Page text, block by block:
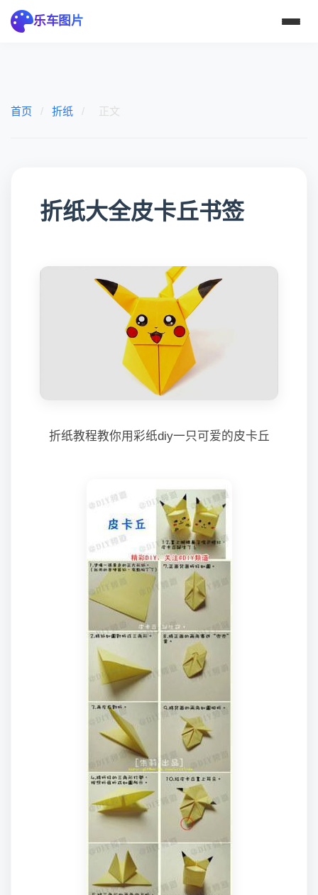
乐车图片
首页 / 折纸 / 正文
折纸大全皮卡丘书签
折纸教程教你用彩纸diy一只可爱的皮卡丘